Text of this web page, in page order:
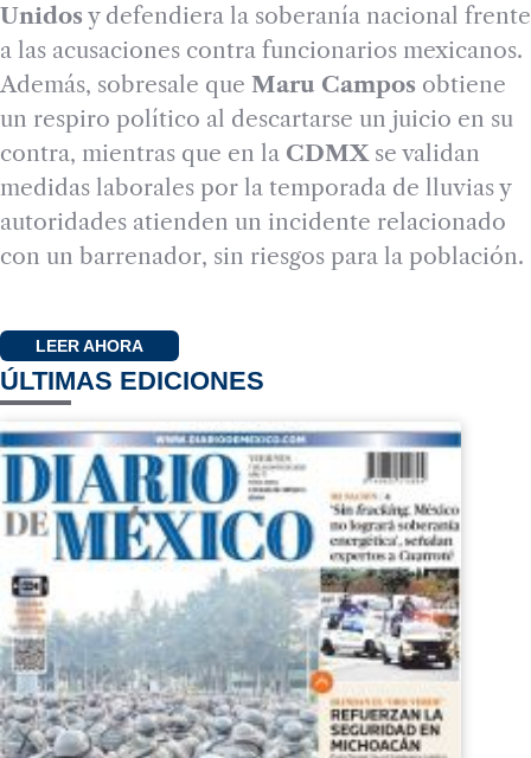
Unidos y defendiera la soberanía nacional frente
a las acusaciones contra funcionarios mexicanos.
Además, sobresale que Maru Campos obtiene
un respiro político al descartarse un juicio en su
contra, mientras que en la CDMXse validan
medidas laborales por la temporada de lluvias y
autoridades atienden un incidente relacionado
con un barrenador, sin riesgos para la población.
LEER AHORA
ÚLTIMAS EDICIONES